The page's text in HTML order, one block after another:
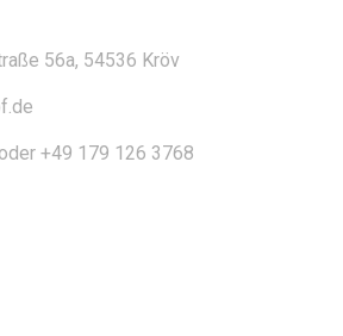
56a, 54536 Kröv
+49 179 126 3768